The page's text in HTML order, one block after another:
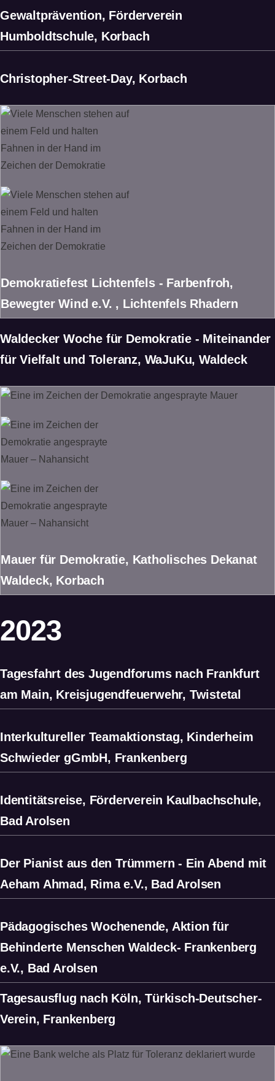
Gewaltprävention, Förderverein
Humboldtschule, Korbach
Christopher-Street-Day, Korbach
Demokratiefest Lichtenfels - Farbenfroh,
Bewegter Wind e.V. , Lichtenfels Rhadern
Waldecker Woche für Demokratie - Miteinander
für Vielfalt und Toleranz, WaJuKu, Waldeck
Mauer für Demokratie, Katholisches Dekanat
Waldeck, Korbach
2023
Tagesfahrt des Jugendforums nach Frankfurt
am Main, Kreisjugendfeuerwehr, Twistetal
Interkultureller Teamaktionstag, Kinderheim
Schwieder gGmbH, Frankenberg
Identitätsreise, Förderverein Kaulbachschule,
Bad Arolsen
Der Pianist aus den Trümmern - Ein Abend mit
Aeham Ahmad, Rima e.V., Bad Arolsen
Pädagogisches Wochenende, Aktion für
Behinderte Menschen Waldeck- Frankenberg
e.V., Bad Arolsen
Tagesausflug nach Köln, Türkisch-Deutscher-
Verein, Frankenberg